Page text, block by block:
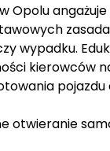
Opolu
wypadku.
kierowców
pojazdu
otwieranie